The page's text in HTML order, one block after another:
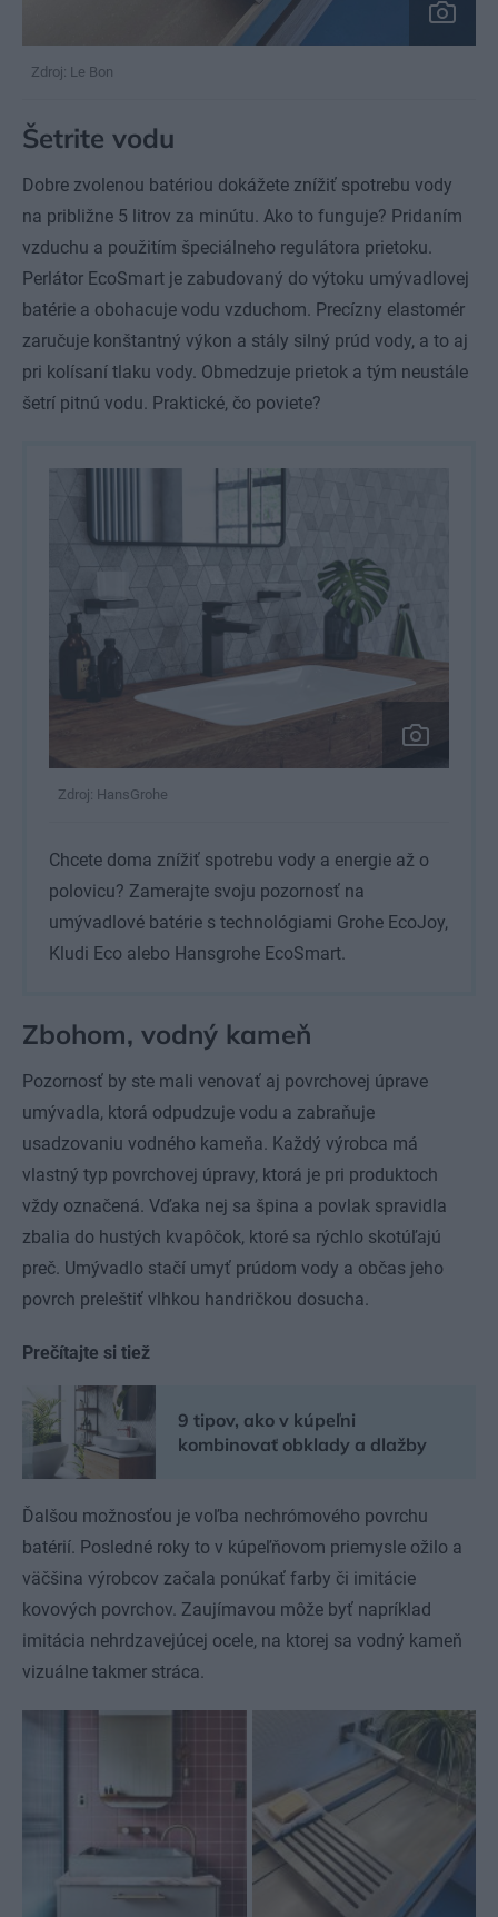
Zdroj: Le Bon
Šetrite vodu
Dobre zvolenou batériou dokážete znížiť spotrebu vody
na približne 5 litrov za minútu. Ako to funguje? Pridaním
vzduchu a použitím špeciálneho regulátora prietoku.
Perlátor EcoSmart je zabudovaný do výtoku umývadlovej
batérie a obohacuje vodu vzduchom. Precízny elastomér
zaručuje konštantný výkon a stály silný prúd vody, a to aj
pri kolísaní tlaku vody. Obmedzuje prietok a tým neustále
šetrí pitnú vodu. Praktické, čo poviete?
Zdroj: HansGrohe
Chcete doma znížiť spotrebu vody a energie až o
polovicu? Zamerajte svoju pozornosť na
umývadlové batérie s technológiami Grohe EcoJoy,
Kludi Eco alebo Hansgrohe EcoSmart.
Zbohom, vodný kameň
Pozornosť by ste mali venovať aj povrchovej úprave
umývadla, ktorá odpudzuje vodu a zabraňuje
usadzovaniu vodného kameňa. Každý výrobca má
vlastný typ povrchovej úpravy, ktorá je pri produktoch
vždy označená. Vďaka nej sa špina a povlak spravidla
zbalia do hustých kvapôčok, ktoré sa rýchlo skotúľajú
preč. Umývadlo stačí umyť prúdom vody a občas jeho
povrch preleštiť vlhkou handričkou dosucha.
Prečítajte si tiež
9 tipov, ako v kúpeľni
kombinovať obklady a dlažby
Ďalšou možnosťou je voľba nechrómového povrchu
batérií. Posledné roky to v kúpeľňovom priemysle ožilo a
väčšina výrobcov začala ponúkať farby či imitácie
kovových povrchov. Zaujímavou môže byť napríklad
imitácia nehrdzavejúcej ocele, na ktorej sa vodný kameň
vizuálne takmer stráca.